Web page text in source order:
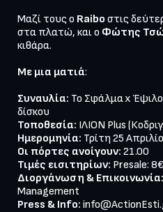
Μαζί τους ο Raibo στις
στα πλατώ, και ο Φώτης
κιθάρα.
Με μια ματιά:
Συναυλία: Το Σφάλμα x
δίσκου
Τοποθεσία: ΙΛΙΟΝ Plus
Ημερομηνία: Τρίτη 25
Οι πόρτες ανοίγουν: 21.00
Τιμές εισιτηρίων: Presale:
Διοργάνωση & Επικοινωνία:
Management
Press & Info: